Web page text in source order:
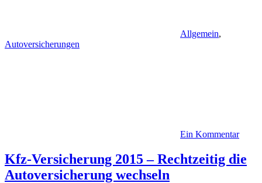
Allgemein,
Autoversicherungen
Ein Kommentar
Kfz-Versicherung 2015 – Rechtzeitig die
Autoversicherung wechseln